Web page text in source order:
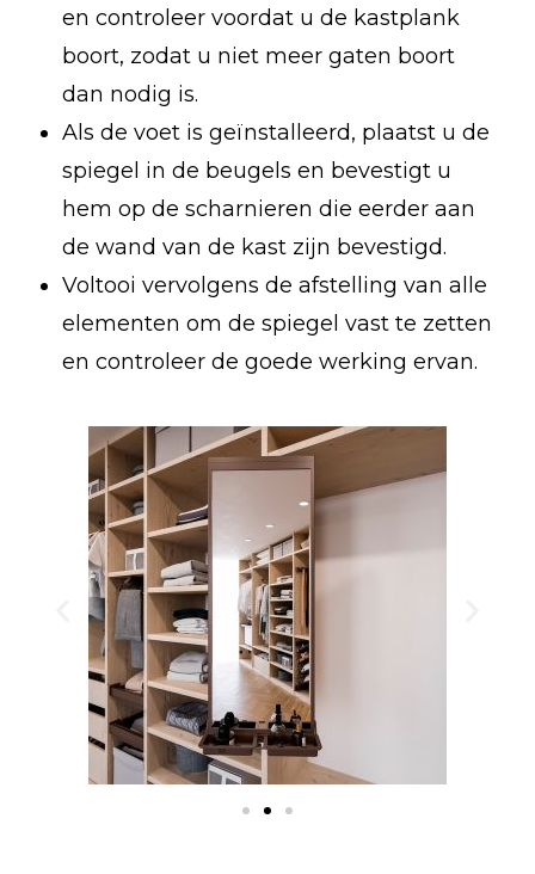
en controleer voordat u de kastplank
boort, zodat u niet meer gaten boort
dan nodig is.
Als de voet is geïnstalleerd, plaatst u de
spiegel in de beugels en bevestigt u
hem op de scharnieren die eerder aan
de wand van de kast zijn bevestigd.
Voltooi vervolgens de afstelling van alle
elementen om de spiegel vast te zetten
en controleer de goede werking ervan.